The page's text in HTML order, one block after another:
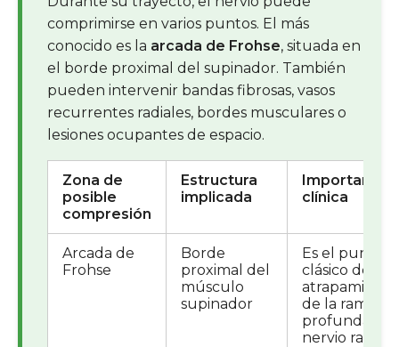
comprimirse en varios puntos. El más
conocido es la arcada de Frohse, situada en
el borde proximal del supinador. También
pueden intervenir bandas fibrosas, vasos
recurrentes radiales, bordes musculares o
lesiones ocupantes de espacio.
Zona de
posible
compresión
Estructura
implicada
Importancia
clínica
Arcada de
Frohse
Borde
proximal del
músculo
supinador
Es el punto
clásico de
atrapamiento
de la rama
profunda del
nervio radial.